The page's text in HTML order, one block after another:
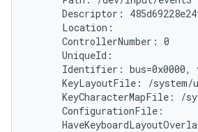
Descriptor:
      Location:
      ControllerNumber: 0
      UniqueId:
Identifier: bus=0x0000,
KeyLayoutFile: /system/
KeyCharacterMapFile: /
      ConfigurationFile: